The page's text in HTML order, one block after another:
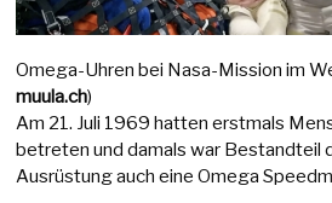
Omega-Uhren bei Nasa-Mission im
muula.ch)
Am 21. Juli 1969 hatten erstmals
betreten und damals war Bestandteil
Ausrüstung auch eine Omega